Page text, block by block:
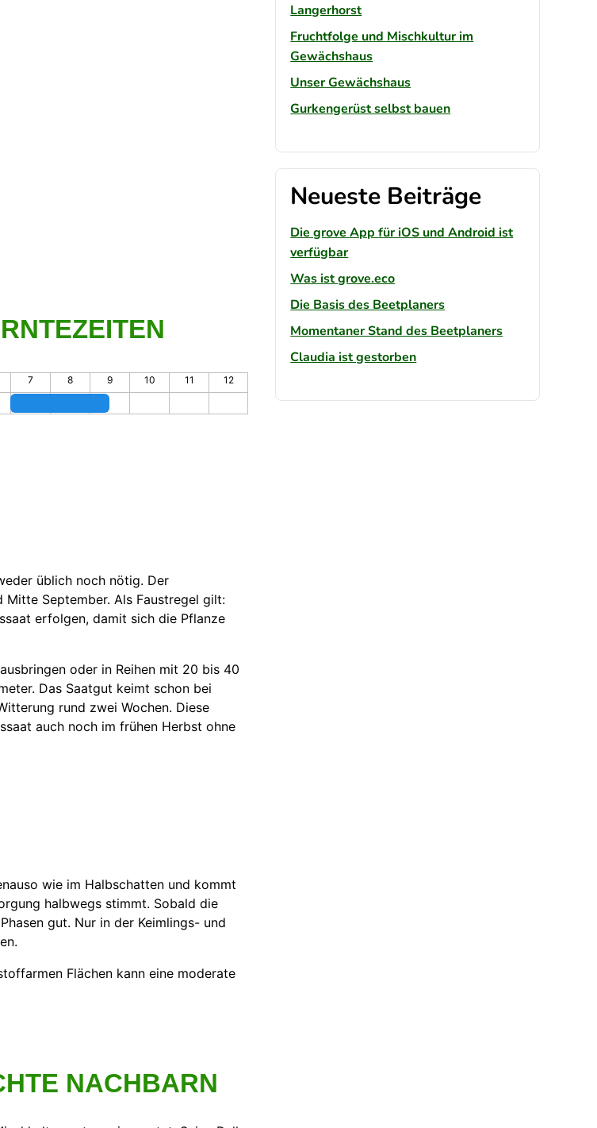
7 8 9 10 11
12
üblich noch nötig. Der
September. Als Faustregel gilt:
erfolgen, damit sich die Pflanze
oder in Reihen mit 20 bis 40
Das Saatgut keimt schon bei
rund zwei Wochen. Diese
auch noch im frühen Herbst ohne
wie im Halbschatten und kommt
halbwegs stimmt. Sobald die
gut. Nur in der Keimlings- und
Flächen kann eine moderate
NACHBARN
Langerhorst
Fruchtfolge und Mischkultur im
Gewächshaus
Unser Gewächshaus
Gurkengerüst selbst bauen
Neueste Beiträge
Die grove App für iOS und Android ist
verfügbar
Was ist grove.eco
Die Basis des Beetplaners
Momentaner Stand des Beetplaners
Claudia ist gestorben